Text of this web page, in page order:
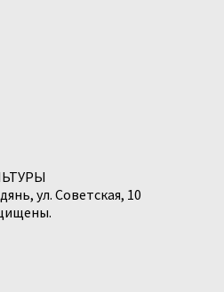
ул. Советская, 10